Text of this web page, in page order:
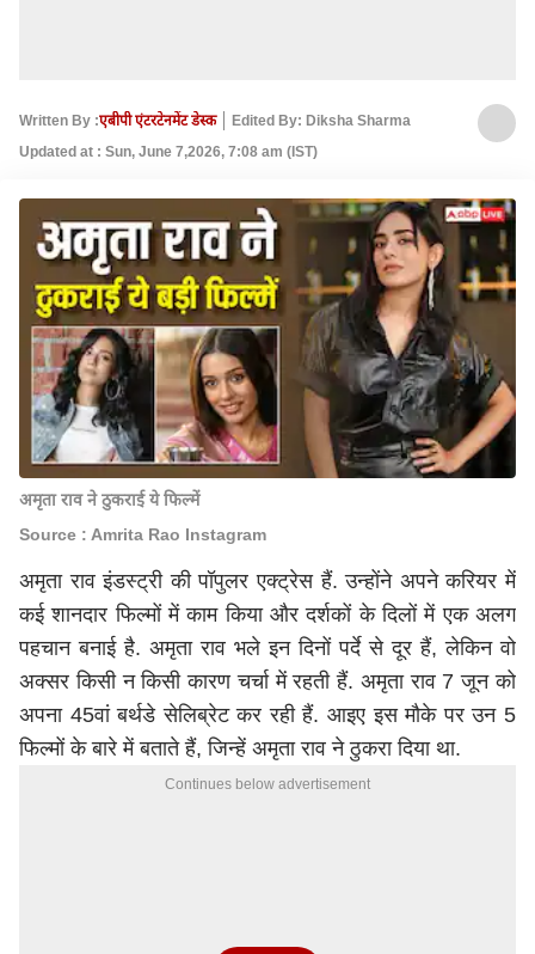
Written By :एबीपी एंटरटेनमेंट डेस्क
Edited By: Diksha Sharma
Updated at : Sun, June 7,2026, 7:08 am (IST)
अमृता राव ने ठुकराई ये फिल्में
Source : Amrita Rao Instagram
अमृता राव इंडस्ट्री की पॉपुलर एक्ट्रेस हैं. उन्होंने अपने करियर में
कई शानदार फिल्मों में काम किया और दर्शकों के दिलों में एक अलग
पहचान बनाई है. अमृता राव भले इन दिनों पर्दे से दूर हैं, लेकिन वो
अक्सर किसी न किसी कारण चर्चा में रहती हैं. अमृता राव 7 जून को
अपना 45वां बर्थडे सेलिब्रेट कर रही हैं. आइए इस मौके पर उन 5
फिल्मों के बारे में बताते हैं, जिन्हें अमृता राव ने ठुकरा दिया था.
Continues below advertisement